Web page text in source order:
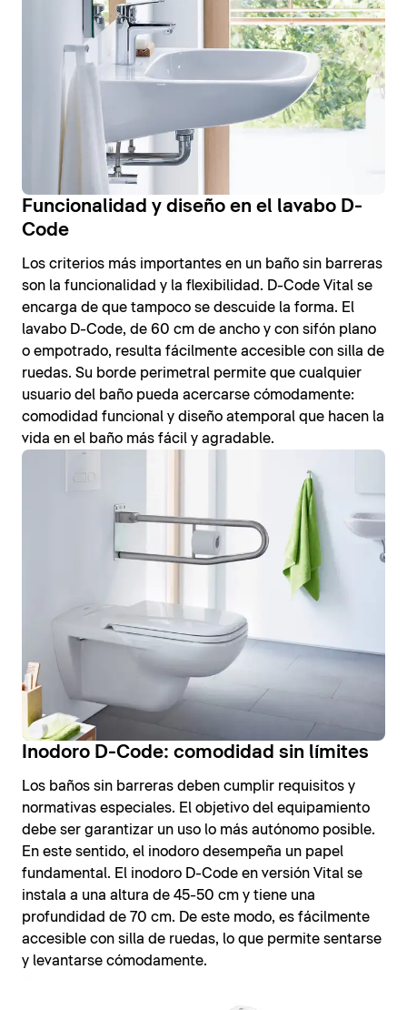
Funcionalidad y diseño en el lavabo D-
Code
Los criterios más importantes en un baño sin barreras
son la funcionalidad y la flexibilidad. D-Code Vital se
encarga de que tampoco se descuide la forma. El
lavabo D-Code, de 60 cm de ancho y con sifón plano
o empotrado, resulta fácilmente accesible con silla de
ruedas. Su borde perimetral permite que cualquier
usuario del baño pueda acercarse cómodamente:
comodidad funcional y diseño atemporal que hacen la
vida en el baño más fácil y agradable.
Inodoro D-Code: comodidad sin límites
Los baños sin barreras deben cumplir requisitos y
normativas especiales. El objetivo del equipamiento
debe ser garantizar un uso lo más autónomo posible.
En este sentido, el inodoro desempeña un papel
fundamental. El inodoro D-Code en versión Vital se
instala a una altura de 45-50 cm y tiene una
profundidad de 70 cm. De este modo, es fácilmente
accesible con silla de ruedas, lo que permite sentarse
y levantarse cómodamente.